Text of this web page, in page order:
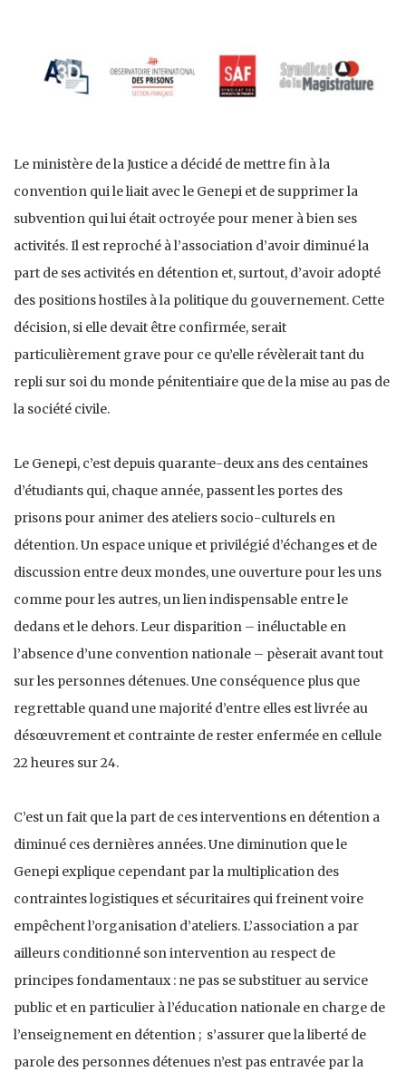
Le ministère de la Justice a décidé de mettre fin à la
convention qui le liait avec le Genepi et de supprimer la
subvention qui lui était octroyée pour mener à bien ses
activités. Il est reproché à l’association d’avoir diminué la
part de ses activités en détention et, surtout, d’avoir adopté
des positions hostiles à la politique du gouvernement. Cette
décision, si elle devait être confirmée, serait
particulièrement grave pour ce qu’elle révèlerait tant du
repli sur soi du monde pénitentiaire que de la mise au pas de
la société civile.
Le Genepi, c’est depuis quarante-deux ans des centaines
d’étudiants qui, chaque année, passent les portes des
prisons pour animer des ateliers socio-culturels en
détention. Un espace unique et privilégié d’échanges et de
discussion entre deux mondes, une ouverture pour les uns
comme pour les autres, un lien indispensable entre le
dedans et le dehors. Leur disparition – inéluctable en
l’absence d’une convention nationale – pèserait avant tout
sur les personnes détenues. Une conséquence plus que
regrettable quand une majorité d’entre elles est livrée au
désœuvrement et contrainte de rester enfermée en cellule
22 heures sur 24.
C’est un fait que la part de ces interventions en détention a
diminué ces dernières années. Une diminution que le
Genepi explique cependant par la multiplication des
contraintes logistiques et sécuritaires qui freinent voire
empêchent l’organisation d’ateliers. L’association a par
ailleurs conditionné son intervention au respect de
principes fondamentaux : ne pas se substituer au service
public et en particulier à l’éducation nationale en charge de
l’enseignement en détention ; s’assurer que la liberté de
parole des personnes détenues n’est pas entravée par la